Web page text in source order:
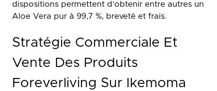
dispositions permettent d’obtenir entre autres un
Aloe Vera pur à 99,7 %, breveté et frais.
Stratégie Commerciale Et
Vente Des Produits
Foreverliving Sur Ikemoma